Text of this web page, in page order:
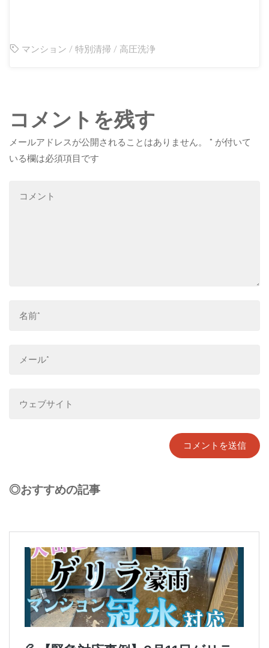
マンション / 特別清掃 / 高圧洗浄
コメントを残す
メールアドレスが公開されることはありません。 * が付いて
いる欄は必須項目です
◎おすすめの記事